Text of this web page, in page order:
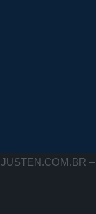
JUSTEN.COM.BR